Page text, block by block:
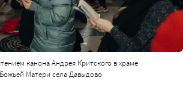
канона Андрея Критского в храме
Матери села Давыдово